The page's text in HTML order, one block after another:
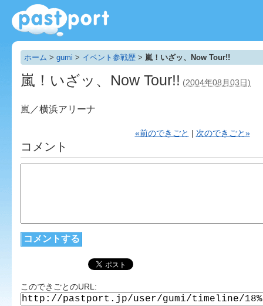
ホーム > gumi > イベント参戦歴 > 嵐！いざッ、Now Tour!!
嵐！いざッ、Now Tour!! (2004年08月03日)
嵐／横浜アリーナ
«前のできごと 次のできごと»
コメント
このできごとのURL: